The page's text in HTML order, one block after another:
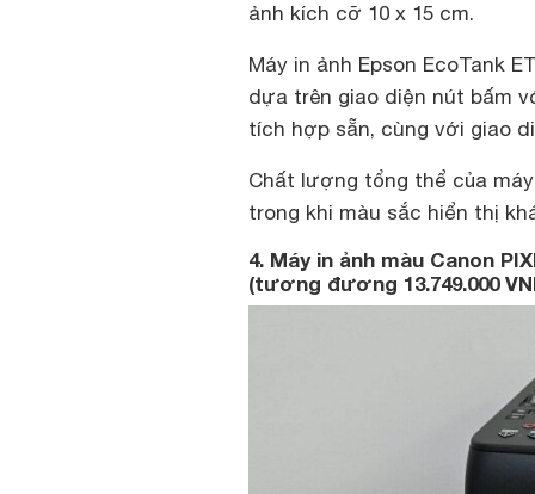
ảnh kích cỡ 10 x 15 cm.
Máy in ảnh Epson EcoTank
dựa trên giao diện nút bấm
tích hợp sẵn, cùng với giao
Chất lượng tổng thể của
trong khi màu sắc hiển thị
4. Máy in ảnh màu Canon
(tương đương 13.749.000